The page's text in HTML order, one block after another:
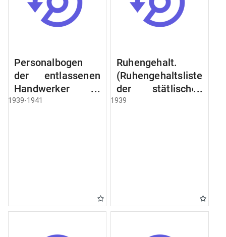
Personalbogen
der entlassenen
Handwerker u.
Arbeiter des
1939-1941
Ruhengehalt.
(Ruhengehaltsliste
der stätlischen
Beamten u.
Raczyński! Schen
Bibliothek).
1939